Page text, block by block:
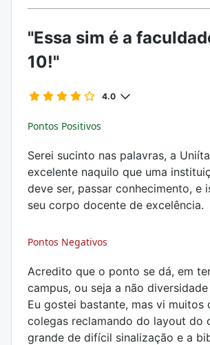
"Essa sim é a
10!"
4.0
Pontos Positivos
Serei sucinto nas palavras, a
excelente naquilo que uma
deve ser, passar conhecimento, e
seu corpo docente de excelência.
Pontos Negativos
Acredito que o ponto se dá, em
campus, ou seja a não
Eu gostei bastante, mas vi muitos
colegas reclamando do layout do
grande de difícil sinalização e a